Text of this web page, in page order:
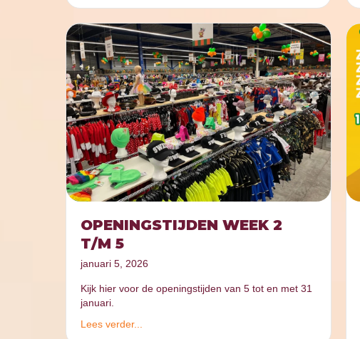
OPENINGSTIJDEN WEEK 2
T/M 5
januari 5, 2026
Kijk hier voor de openingstijden van 5 tot en met 31
januari.
Lees verder...